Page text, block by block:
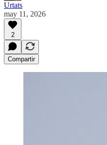
Urtats
may 11, 2026
2
Compartir